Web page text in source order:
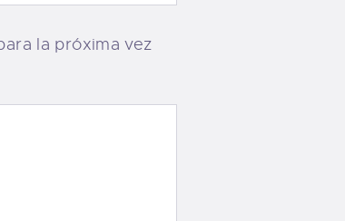
la próxima vez